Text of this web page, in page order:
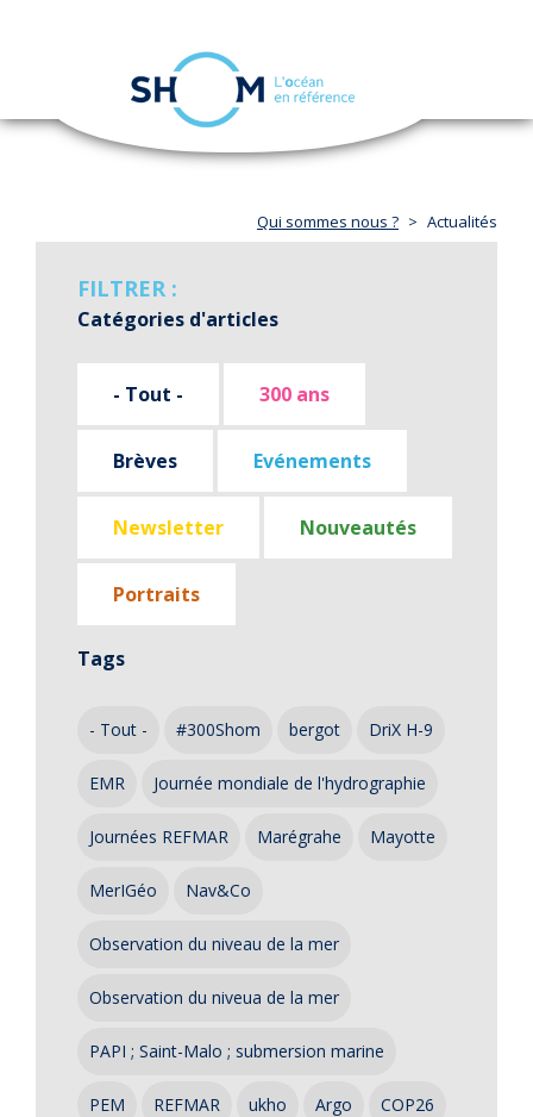
Aller
navigation
Qui sommes nous ? Actualités
FILTRER :
Catégories d'articles
- Tout - 300 ans
Brèves Evénements
Newsletter Nouveautés
Portraits
Tags
- Tout - #300Shom bergot DriX H-9
EMR Journée mondiale de l'hydrographie
Journées REFMAR Marégrahe Mayotte
MerIGéo Nav&Co
Observation du niveau de la mer
Observation du niveua de la mer
PAPI ; Saint-Malo ; submersion marine
PEM REFMAR ukho Argo COP26